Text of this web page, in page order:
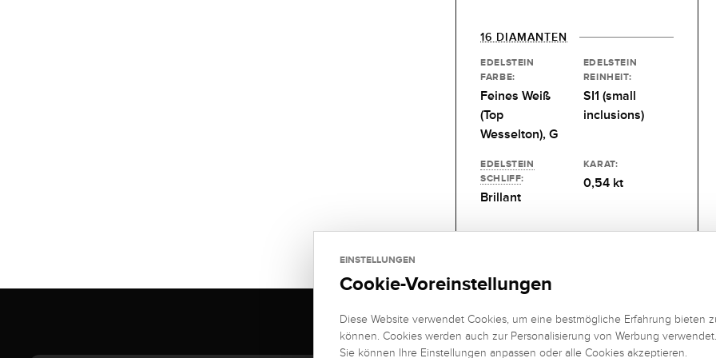
16 DIAMANTEN
EDELSTEIN
FARBE:
Feines Weiß
(Top
Wesselton), G
EDELSTEIN
REINHEIT:
SI1 (small
inclusions)
EDELSTEIN
SCHLIFF:
Brillant
KARAT:
0,54 kt
EINSTELLUNGEN
Cookie-Voreinstellungen
Diese Website verwendet Cookies, um eine bestmögliche Erfahrung bieten
können. Cookies werden auch zur Personalisierung von Werbung verwendet.
Sie können Ihre Einstellungen anpassen oder alle Cookies akzeptieren.